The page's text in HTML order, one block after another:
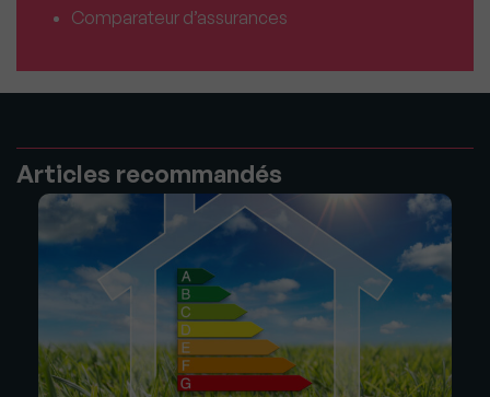
Comparateur d’assurances
Articles recommandés